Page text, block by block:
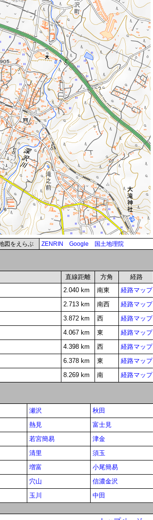
図をえらぶ ZENRIN Google 国土地理院
直線距離 方角
経路
2.040 km 南東
経路マップ
2.713 km 南西
経路マップ
3.872 km 西
経路マップ
4.067 km 東
経路マップ
4.398 km 西
経路マップ
6.378 km 東
経路マップ
8.269 km 南 経路マップ
瀬沢
秋田
熱見
富士見
若宮簡易
津金
清里
須玉
増富
小尾簡易
穴山
信濃金沢
玉川 中田